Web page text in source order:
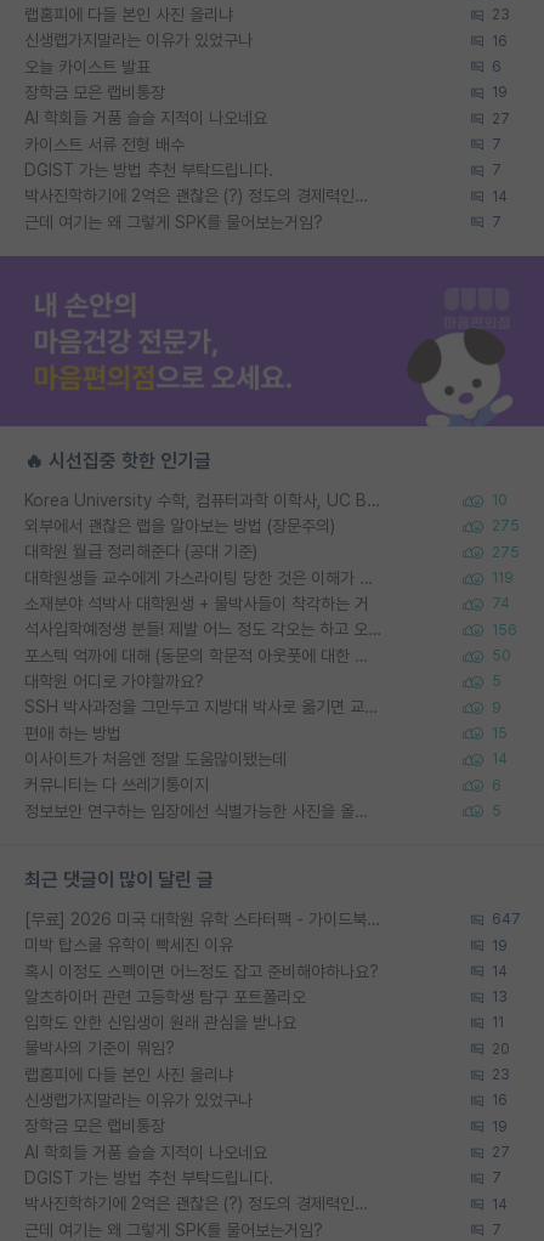
랩홈피에 다들 본인 사진 올리냐 23
신생랩가지말라는 이유가 있었구나 16
오늘 카이스트 발표 6
장학금 모은 랩비통장 19
AI 학회들 거품 슬슬 지적이 나오네요 27
카이스트 서류 전형 배수 7
DGIST 가는 방법 추천 부탁드립니다. 7
박사진학하기에 2억은 괜찮은 (?) 정도의 경제력인가요 14
근데 여기는 왜 그렇게 SPK를 물어보는거임? 7
🔥 시선집중 핫한 인기글
Korea University 수학, 컴퓨터과학 이학사, UC Berkeley 산업공학 대학원 공학박사가 되는 것은 쉽지 않겠죠? 10
외부에서 괜찮은 랩을 알아보는 방법 (장문주의) 275
대학원 월급 정리해준다 (공대 기준) 275
대학원생들 교수에게 가스라이팅 당한 것은 이해가 갑니다. 안타깝네요. 119
소재분야 석박사 대학원생 + 물박사들이 착각하는 거 74
석사입학예정생 분들! 제발 어느 정도 각오는 하고 오세요. 156
포스텍 억까에 대해 (동문의 학문적 아웃풋에 대한 반박) 50
대학원 어디로 가야할까요? 5
SSH 박사과정을 그만두고 지방대 박사로 옮기면 교수의 꿈은 끝일까요? 9
편애 하는 방법 15
이사이트가 처음엔 정말 도움많이됐는데 14
커뮤니티는 다 쓰레기통이지 6
정보보안 연구하는 입장에선 식별가능한 사진을 올리는건 비추이긴함 5
최근 댓글이 많이 달린 글
[무료] 2026 미국 대학원 유학 스타터팩 - 가이드북 & 합격자 컨택메일 템플릿 647
미박 탑스쿨 유학이 빡세진 이유 19
혹시 이정도 스펙이면 어느정도 잡고 준비해야하나요? 14
알츠하이머 관련 고등학생 탐구 포트폴리오 13
입학도 안한 신입생이 원래 관심을 받나요 11
물박사의 기준이 뭐임? 20
랩홈피에 다들 본인 사진 올리냐 23
신생랩가지말라는 이유가 있었구나 16
장학금 모은 랩비통장 19
AI 학회들 거품 슬슬 지적이 나오네요 27
DGIST 가는 방법 추천 부탁드립니다. 7
박사진학하기에 2억은 괜찮은 (?) 정도의 경제력인가요 14
근데 여기는 왜 그렇게 SPK를 물어보는거임? 7